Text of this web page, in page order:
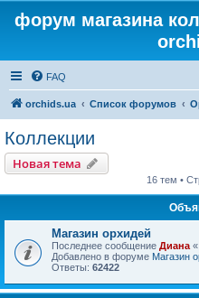
форум магазина
FAQ
orchids.ua Список форумов
Коллекции
Новая тема
16 тем •
Магазин орхидей
Последнее сообщение Диана «
Добавлено в форуме Магазин
Ответы: 62422